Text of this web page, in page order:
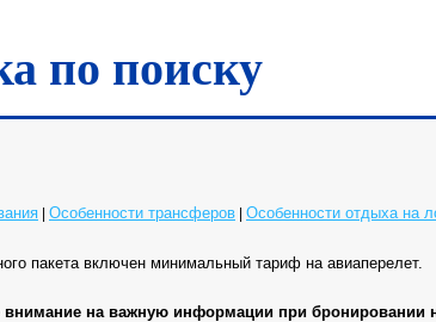
по поиску
Особенности трансферов Особенности отдыха на
пакета включен минимальный тариф на авиаперелет.
на важную информации при бронировании